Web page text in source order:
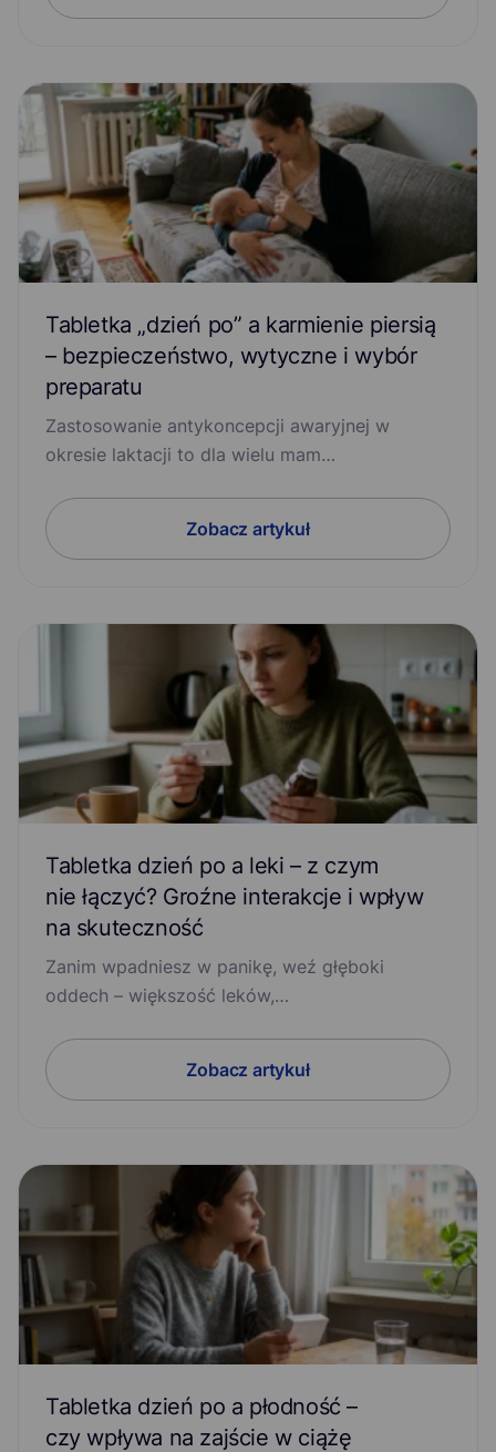
Menopauza Migrena Nadciśnienie
Niedobór witaminy D
Niedobory Witamin z Grupy B (B1, B6, B12)
Niedoczynność tarczycy Nietrzymanie moczu
Nudności i wymioty Objawy grypy
Profilaktyka po ukąszeniu kleszcza
Świerzb Trądzik Układ nerwowy
Wzmocnienie odporności Zaburzenia erekcji
Zapalenie pęcherza moczowego Zapalenie płuc
Zapalenie spojówek Zapalenie zatok
Zawroty głowy Zespół jelita drażliwego
Tabletka „dzień po” a karmienie piersią
– bezpieczeństwo, wytyczne i wybór
preparatu
Zastosowanie antykoncepcji awaryjnej w
okresie laktacji to dla wielu mam…
Zobacz artykuł
Tabletka dzień po a leki – z czym
nie łączyć? Groźne interakcje i wpływ
na skuteczność
Zanim wpadniesz w panikę, weź głęboki
oddech – większość leków,…
Zobacz artykuł
Tabletka dzień po a płodność –
czy wpływa na zajście w ciążę